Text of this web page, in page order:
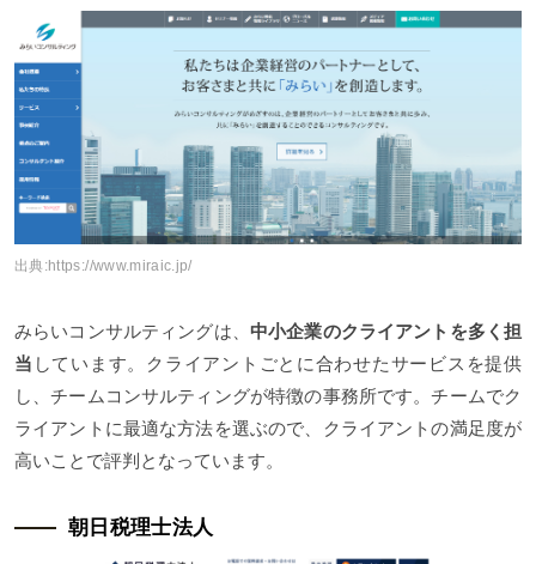
出典:https://www.miraic.jp/
みらいコンサルティングは、 中小企業のクライアントを多く担
当 しています。クライアントごとに合わせたサービスを提供
し、チームコンサルティングが特徴の事務所です。チームでク
ライアントに最適な方法を選ぶので、クライアントの満足度が
高いことで評判となっています。
朝日税理士法人